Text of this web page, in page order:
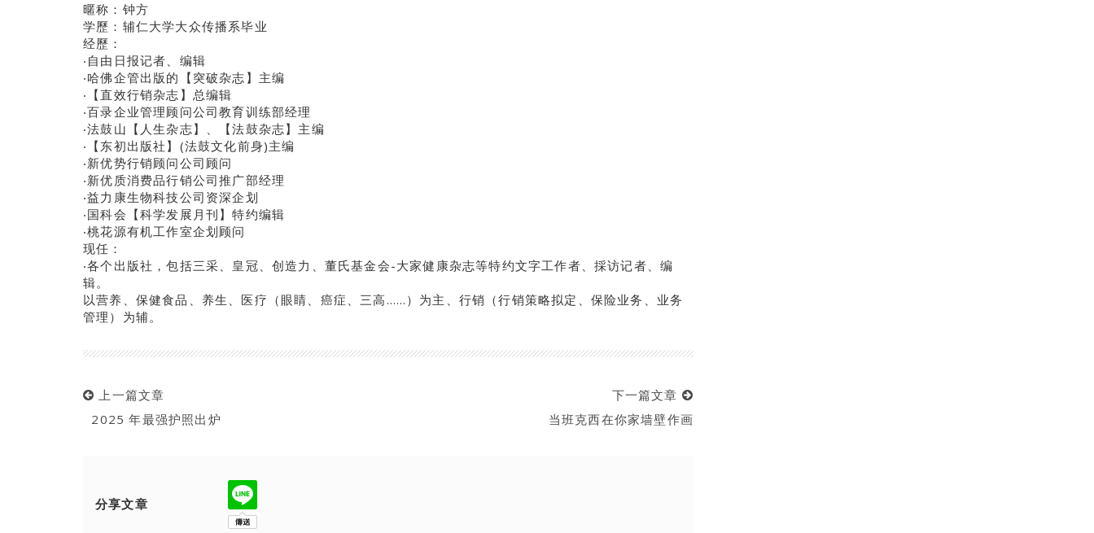
暱称：钟方
学歷：辅仁大学大众传播系毕业
经歷：
‧自由日报记者、编辑
‧哈佛企管出版的【突破杂志】主编
‧【直效行销杂志】总编辑
‧百录企业管理顾问公司教育训练部经理
‧法鼓山【人生杂志】、【法鼓杂志】主编
‧【东初出版社】(法鼓文化前身)主编
‧新优势行销顾问公司顾问
‧新优质消费品行销公司推广部经理
‧益力康生物科技公司资深企划
‧国科会【科学发展月刊】特约编辑
‧桃花源有机工作室企划顾问
现任：
‧各个出版社，包括三采、皇冠、创造力、董氏基金会-大家健康杂志等特约文字工作者、採访记者、编
辑。
以营养、保健食品、养生、医疗（眼睛、癌症、三高……）为主、行销（行销策略拟定、保险业务、业务
管理）为辅。
上一篇文章
2025 年最强护照出炉
下一篇文章
当班克西在你家墙壁作画
分享文章